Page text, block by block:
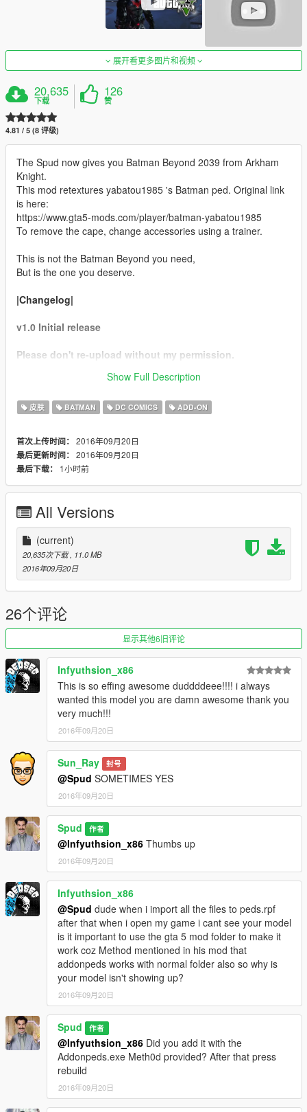
展开看更多图片和视频
20,635
下载
126
赞
4.81 / 5 (8 评级)
The Spud now gives you Batman Beyond 2039 from Arkham
Knight.
This mod retextures yabatou1985 's Batman ped. Original link
is here:
https://www.gta5-mods.com/player/batman-yabatou1985
To remove the cape, change accessories using a trainer.
This is not the Batman Beyond you need,
But is the one you deserve.
|Changelog|
v1.0 Initial release
Please don't re-upload without my permission.
Show Full Description
皮肤 BATMAN DC COMICS ADD-ON
首次上传时间： 2016年09月20日
最后更新时间： 2016年09月20日
最后下载：
1小时前
All Versions
(current)
20,635次下载 , 11.0 MB
2016年09月20日
26个评论
显示其他6旧评论
Infyuthsion_x86
This is so effing awesome duddddeee!!!! i always
wanted this model you are damn awesome thank you
very much!!!
2016年09月20日
Sun_Ray 封号
@Spud SOMETIMES YES
2016年09月20日
Spud 作者
@Infyuthsion_x86 Thumbs up
2016年09月20日
Infyuthsion_x86
@Spud dude when i import all the files to peds.rpf
after that when i open my game i cant see your model
is it important to use the gta 5 mod folder to make it
work coz Method mentioned in his mod that
addonpeds works with normal folder also so why is
your model isn't showing up?
2016年09月20日
Spud 作者
@Infyuthsion_x86 Did you add it with the
Addonpeds.exe Meth0d provided? After that press
rebuild
2016年09月20日